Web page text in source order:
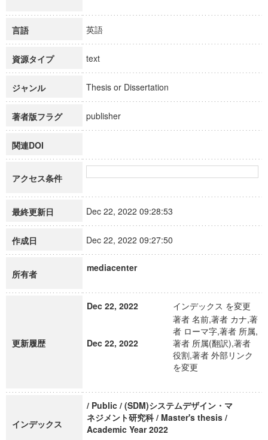
言語 英語
資源タイプ text
ジャンル Thesis or Dissertation
著者版フラグ publisher
関連DOI
アクセス条件
最終更新日 Dec 22, 2022 09:28:53
作成日 Dec 22, 2022 09:27:50
所有者
mediacenter
更新履歴
Dec 22, 2022 インデックス を変更
Dec 22, 2022
著者 名前,著者 カナ,著
者 ローマ字,著者 所属,
著者 所属(翻訳),著者
役割,著者 外部リンク
を変更
インデックス
/ Public / (SDM)システムデザイン・マ
ネジメント研究科 / Master's thesis /
Academic Year 2022